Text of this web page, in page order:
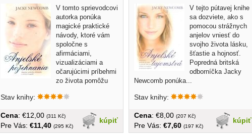
V tomto sprievodcovi
autorka ponúka
magické praktické
návody, ktoré vám
spoločne s
afirmáciami,
vizualizáciami a
očarujúcimi príbehmi
zo života pomôžu
Stav knihy:
kúpiť
Cena: €12,00 (311 Kč)
Pre Vás: €11,40 (295 Kč)
V tejto pútavej knihe
sa dozviete, ako s
pomocou strážnych
anjelov vniesť do
svojho života lásku,
šťastie a hojnosť.
Popredná britská
odborníčka Jacky
Newcomb ponúka...
Stav knihy:
kúpiť
Cena: €8,00 (207 Kč)
Pre Vás: €7,60 (197 Kč)